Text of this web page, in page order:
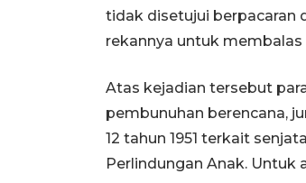
tidak disetujui berpacaran
rekannya untuk
Atas kejadian tersebut
pembunuhan berencana,
12 tahun 1951 terkait
Perlindungan Anak. Untuk